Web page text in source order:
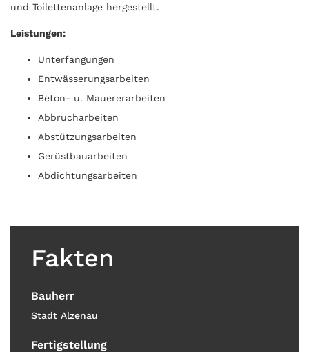
und Toilettenanlage hergestellt.
Leistungen:
Unterfangungen
Entwässerungsarbeiten
Beton- u. Mauererarbeiten
Abbrucharbeiten
Abstützungsarbeiten
Gerüstbauarbeiten
Abdichtungsarbeiten
Fakten
Bauherr
Stadt Alzenau
Fertigstellung